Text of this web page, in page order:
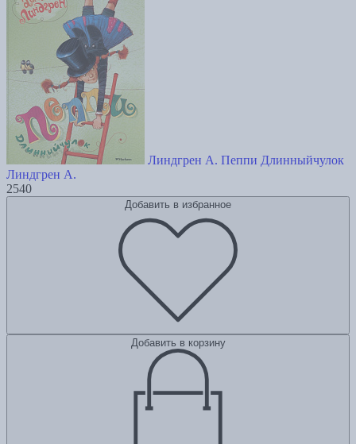
Линдгрен А. Пеппи Длинныйчулок
Линдгрен А.
2540
Добавить в избранное
Добавить в корзину